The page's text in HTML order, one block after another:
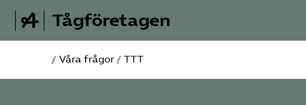
Tågföretagen
/ Våra frågor / TTT